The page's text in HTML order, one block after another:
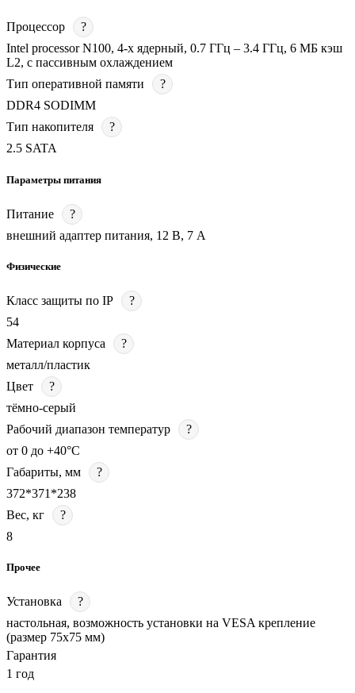
Процессор
?
Intel processor N100, 4-х ядерный, 0.7 ГГц – 3.4 ГГц, 6 МБ кэш
L2, с пассивным охлаждением
Тип оперативной памяти
?
DDR4 SODIMM
Тип накопителя
?
2.5 SATA
Параметры питания
Питание
?
внешний адаптер питания, 12 В, 7 А
Физические
Класс защиты по IP
?
54
Материал корпуса
?
металл/пластик
Цвет
?
тёмно-серый
Рабочий диапазон температур
?
от 0 до +40°С
Габариты, мм
?
372*371*238
Вес, кг
?
8
Прочее
Установка
?
настольная, возможность установки на VESA крепление
(размер 75х75 мм)
Гарантия
1 год